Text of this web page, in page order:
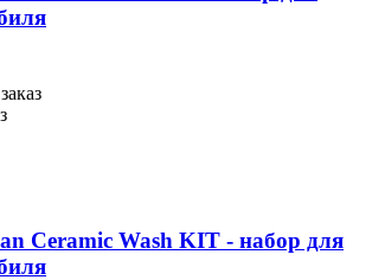
Ceramic Wash KIT - набор для